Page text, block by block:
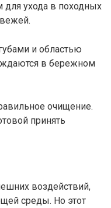
для ухода в походных
и областью
в бережном
очищение.
принять
воздействий,
среды. Но этот